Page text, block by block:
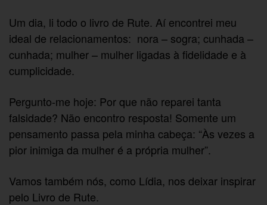
Um dia, li todo o livro de Rute. Aí encontrei meu
ideal de relacionamentos: nora – sogra; cunhada –
cunhada; mulher – mulher ligadas à fidelidade e à
cumplicidade.
Pergunto-me hoje: Por que não reparei tanta
falsidade? Não encontro resposta! Somente um
pensamento passa pela minha cabeça: “Às vezes a
pior inimiga da mulher é a própria mulher”.
Vamos também nós, como Lídia, nos deixar inspirar
pelo Livro de Rute.